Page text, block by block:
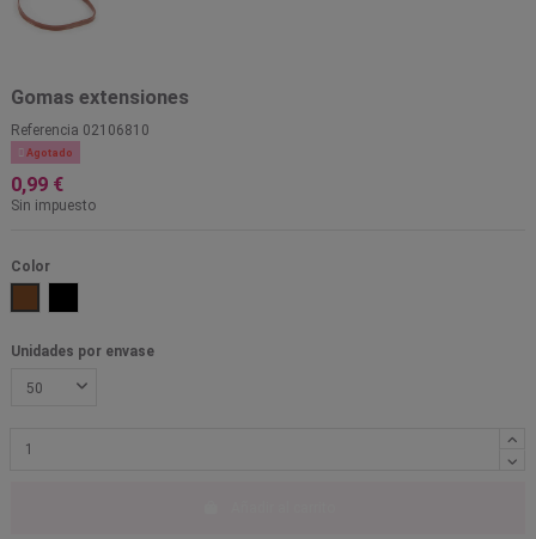
Gomas extensiones
Referencia 02106810
 Agotado
0,99 €
Sin impuesto
Color
Unidades por envase